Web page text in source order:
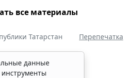
все материалы
Татарстан
Перепечатка
данные